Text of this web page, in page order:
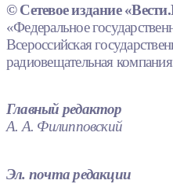
© Сетевое издание
«Федеральное
Всероссийская
радиовещательная
Главный редактор
А. А. Филипповский
Эл. почта редакции